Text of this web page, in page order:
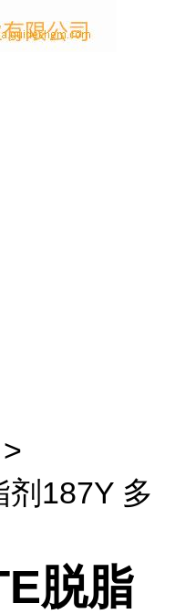
>
187Y 多
脱脂